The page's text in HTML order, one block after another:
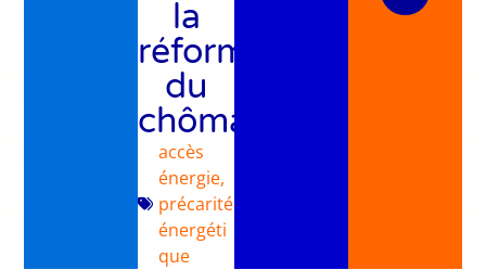
la
réforme
du
chômage?
accès
énergie,
précarité
énergéti
que